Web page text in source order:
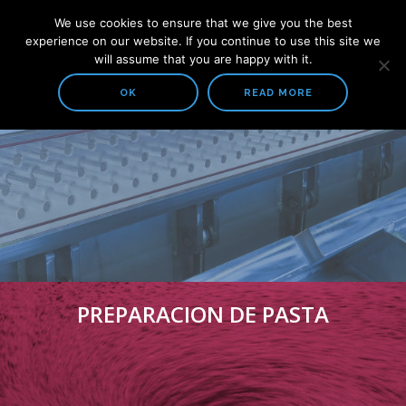
COMPAÑIA
ACERCA DE NOSOTROS
SOLUCIONES
PREPARACION DE PASTA
CAJAS DE ENTRADA Y MESA PLANA
SISTEMAS DE TRATAMIENTO DE AGUA
TODOS LOS PRODUCTOS
PREPARACION DE PASTA
PULPEO
LIMPIEZA
PREPARACION DE PASTA
We use cookies to ensure that we give you the best
experience on our website. If you continue to use this site we
will assume that you are happy with it.
OK READ MORE